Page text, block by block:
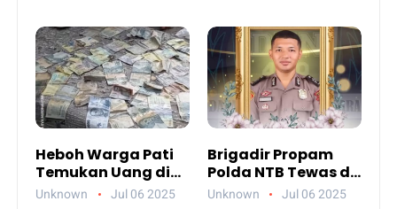
Heboh Warga Pati
Temukan Uang di
Sungai, Netizen
Unknown Jul 06 2025
Brigadir Propam
Polda NTB Tewas di
Gili Trawangan,
Unknown Jul 06 2025